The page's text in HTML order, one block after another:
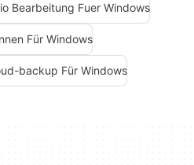
Bearbeitung Fuer Windows
Für Windows
backup Für Windows